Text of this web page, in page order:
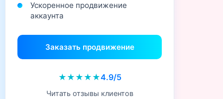
Ускоренное продвижение
аккаунта
Заказать продвижение
★★★★★4.9/5
Читать отзывы клиентов